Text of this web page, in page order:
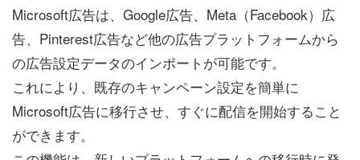
Microsoft広告は、Google広告、Meta（Facebook）広
告、Pinterest広告など他の広告プラットフォームから
の広告設定データのインポートが可能です。
これにより、既存のキャンペーン設定を簡単に
Microsoft広告に移行させ、すぐに配信を開始すること
ができます。